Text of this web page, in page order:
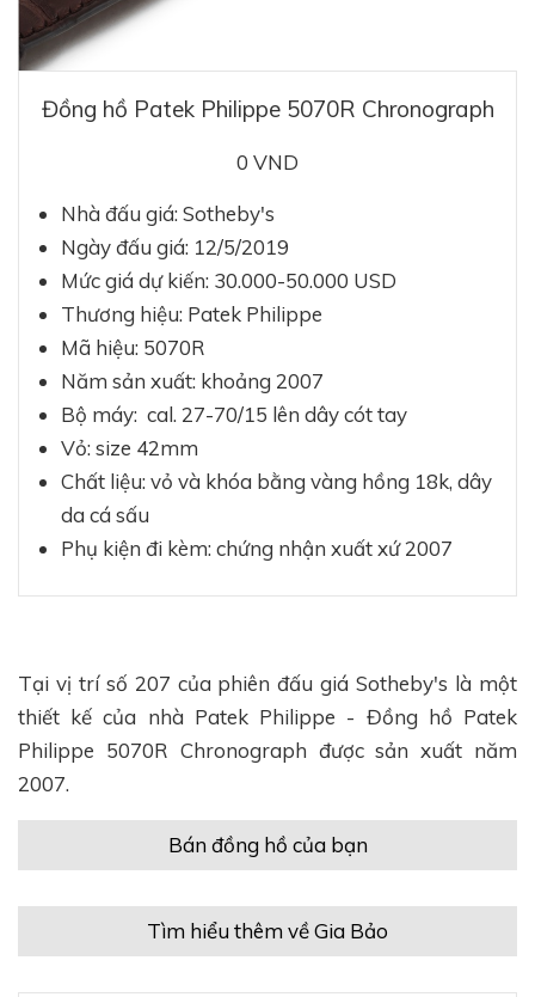
Đồng hồ Patek Philippe 5070R Chronograph
0 VND
Nhà đấu giá: Sotheby's
Ngày đấu giá: 12/5/2019
Mức giá dự kiến: 30.000-50.000 USD
Thương hiệu: Patek Philippe
Mã hiệu: 5070R
Năm sản xuất: khoảng 2007
Bộ máy: cal. 27-70/15 lên dây cót tay
Vỏ: size 42mm
Chất liệu: vỏ và khóa bằng vàng hồng 18k, dây
da cá sấu
Phụ kiện đi kèm: chứng nhận xuất xứ 2007
Tại vị trí số 207 của phiên đấu giá Sotheby's là một
thiết kế của nhà Patek Philippe - Đồng hồ Patek
Philippe 5070R Chronograph được sản xuất năm
2007.
Bán đồng hồ của bạn
Tìm hiểu thêm về Gia Bảo